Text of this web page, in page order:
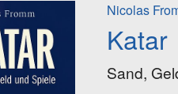
Nicolas
Katar
Sand,